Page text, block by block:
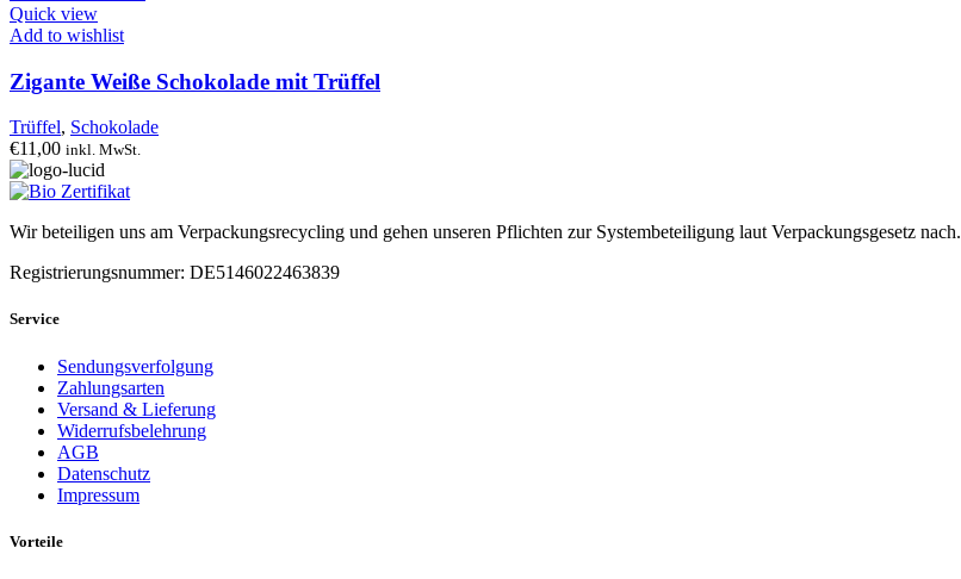
Quick view
Add to wishlist
Zigante Weiße Schokolade mit Trüffel
Trüffel, Schokolade
€11,00 inkl. MwSt.
Wir beteiligen uns am Verpackungsrecycling und gehen unseren Pflichten zur Systembeteiligung laut Verpackungsgesetz nach.
Registrierungsnummer: DE5146022463839
Service
Sendungsverfolgung
Zahlungsarten
Versand & Lieferung
Widerrufsbelehrung
AGB
Datenschutz
Impressum
Vorteile